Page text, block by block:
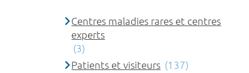
Centres maladies rares et centres
experts
(3)
Patients et visiteurs (137)